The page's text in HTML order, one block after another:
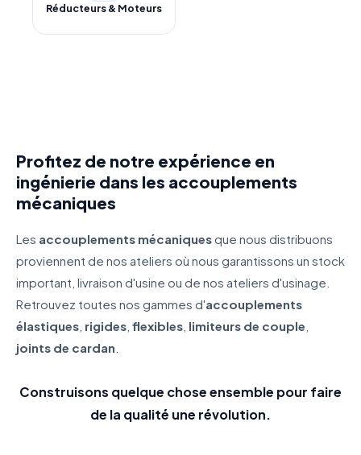
Réducteurs & Moteurs
Profitez de notre expérience en
ingénierie dans les accouplements
mécaniques
Les accouplements mécaniquesque nous distribuons
proviennent de nos ateliers où nous garantissons un stock
important, livraison d'usine ou de nos ateliers d'usinage.
Retrouvez toutes nos gammes d'accouplements
élastiques rigides flexibles limiteurs de couple
joints de cardan
Construisons quelque chose ensemble pour faire
de la qualité une révolution.